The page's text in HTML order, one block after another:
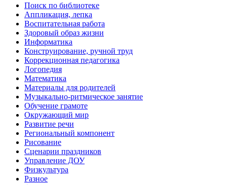
Поиск по библиотеке
Аппликация, лепка
Воспитательная работа
Здоровый образ жизни
Информатика
Конструирование, ручной труд
Коррекционная педагогика
Логопедия
Математика
Материалы для родителей
Музыкально-ритмическое занятие
Обучение грамоте
Окружающий мир
Развитие речи
Региональный компонент
Рисование
Сценарии праздников
Управление ДОУ
Физкультура
Разное